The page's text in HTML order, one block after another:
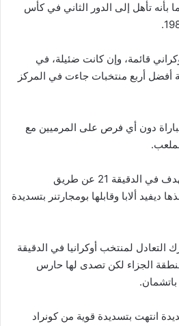
بأنه تأهل إلى الدور الثاني في كأس
قائمة، وإن كانت ضئيلة، في
ضمن قائمة أفضل أربع منتخبات جاءت في المركز
دون أي فرص على المرميين مع
وتقدم المنتخب النمساوي بهدف في الدقيقة 21 عن طريق
ديفيد ألابا وقابلها بومجارتنر بتسديدة
التعادل لمنتخب أوكرانيا في الدقيقة
منطقة الجزاء لكن تصدى لها حارس
انتهت بتسديدة قوية من كونراد